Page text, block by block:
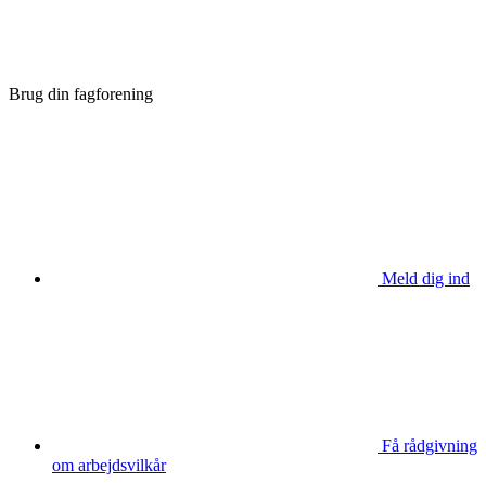
Brug din fagforening
Meld dig ind
Få rådgivning
om arbejdsvilkår